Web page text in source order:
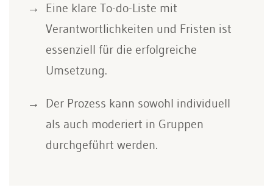
Eine klare To-do-Liste mit
Verantwortlichkeiten und Fristen ist
essenziell für die erfolgreiche
Umsetzung.
Der Prozess kann sowohl individuell
als auch moderiert in Gruppen
durchgeführt werden.